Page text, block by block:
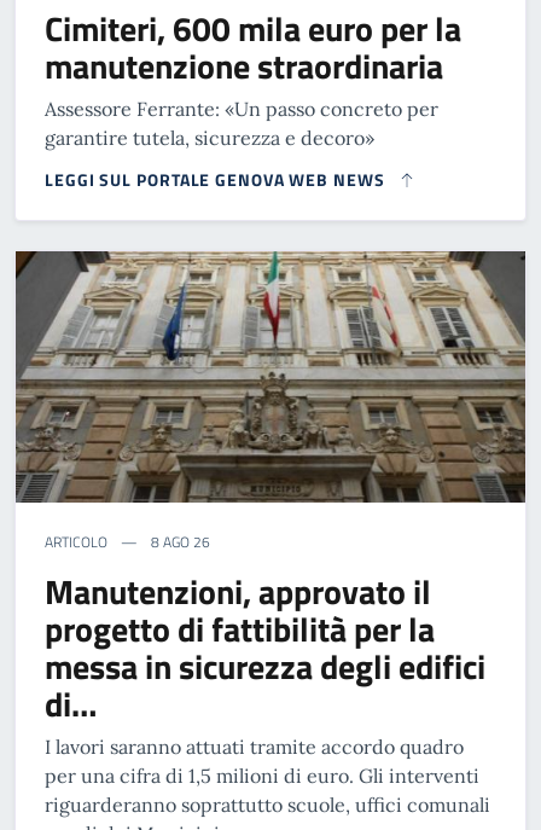
Cimiteri, 600 mila euro per la
manutenzione straordinaria
Assessore Ferrante: «Un passo concreto per
garantire tutela, sicurezza e decoro»
LEGGI SUL PORTALE GENOVA WEB NEWS
ARTICOLO 8 AGO 26
Manutenzioni, approvato il
progetto di fattibilità per la
messa in sicurezza degli edifici
di…
I lavori saranno attuati tramite accordo quadro
per una cifra di 1,5 milioni di euro. Gli interventi
riguarderanno soprattutto scuole, uffici comunali